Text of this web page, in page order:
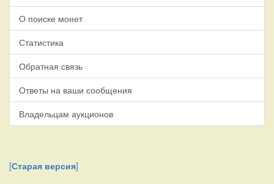
О поиске монет
Статистика
Обратная связь
Ответы на ваши сообщения
Владельцам аукционов
[Старая версия]